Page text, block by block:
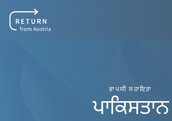
ਵਾਪਸੀ ਸਹਾਇਤਾ
ਪਾਕਿਸਤਾਨ